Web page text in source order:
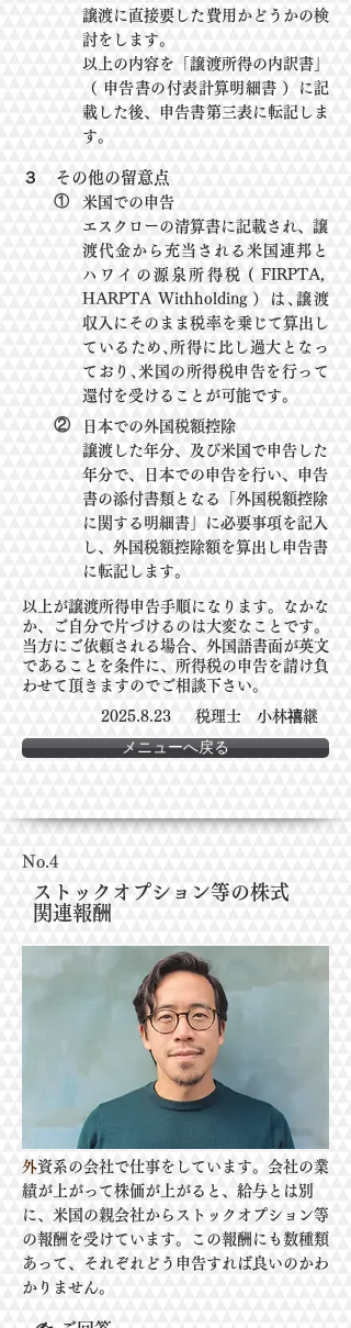
譲渡に直接要した費用かどうかの検
討をします。
以上の内容を「譲渡所得の内訳書」
（ 申告書の付表計算明細書 ）に記
載した後、申告書第三表に転記しま
す。
３ その他の留意点
①
米国での申告
エスクローの清算書に記載され、譲
渡代金から充当される米国連邦と
ハワイの源泉所得税 ( FIRPTA,
HARPTA Withholding ）は､譲渡
収入にそのまま税率を乗じて算出し
ているため､所得に比し過大となっ
ており､米国の所得税申告を行って
還付を受けることが可能です｡
②
日本での外国税額控除
譲渡した年分、及び米国で申告した
年分で、日本での申告を行い、申告
書の添付書類 となる「外 国税額控除
に関する明細書」に必要事項を記入
し、外国税額控除額を算出し 申告書
に転記します。
以上が譲渡所得申告手順になります。なかな
か、ご自分で片づけるのは大変なことです。
当方にご依頼される場合、外国語書面が英文
であることを条件に、所得税の申告を請け負
わせて頂きますのでご相談下さい。
2025.8.23 税理士 小林禧継
メニューへ戻る
No.4
ストックオプション等の株式
関連報酬
​外資系の会社で仕事をしています。会社の業
績が上がって株価が上がると、給与とは別
に、米国の親会社からストックオプション等
の報酬を受けています。この報酬にも数種類
あって、それぞれどう申告すれば良いのかわ
かりません。